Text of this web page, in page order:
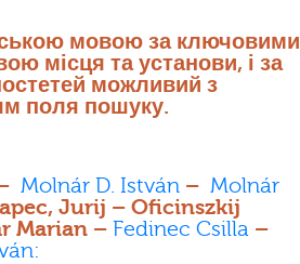
мовою за ключовими
місця та установи, і за
можливий з
поля пошуку.
Molnár D. István – Molnár
Jurij – Oficinszkij
Marian – Fedinec Csilla –